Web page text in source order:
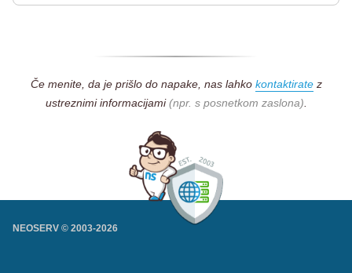
Če menite, da je prišlo do napake, nas lahko kontaktiratez
ustreznimi informacijami(npr. s posnetkom zaslona)
NEOSERV © 2003-2026